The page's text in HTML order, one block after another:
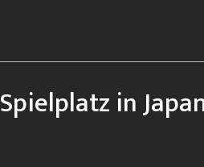
Spielplatz in